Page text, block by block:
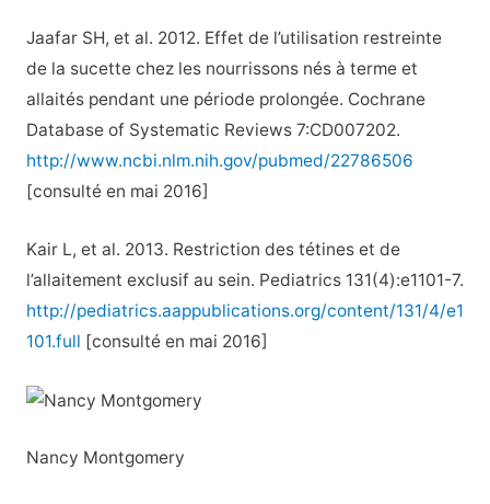
Jaafar SH, et al. 2012. Effet de l’utilisation restreinte
de la sucette chez les nourrissons nés à terme et
allaités pendant une période prolongée. Cochrane
Database of Systematic Reviews 7:CD007202.
http://www.ncbi.nlm.nih.gov/pubmed/22786506
[consulté en mai 2016]
Kair L, et al. 2013. Restriction des tétines et de
l’allaitement exclusif au sein. Pediatrics 131(4):e1101-7.
http://pediatrics.aappublications.org/content/131/4/e1
101.full [consulté en mai 2016]
Nancy Montgomery